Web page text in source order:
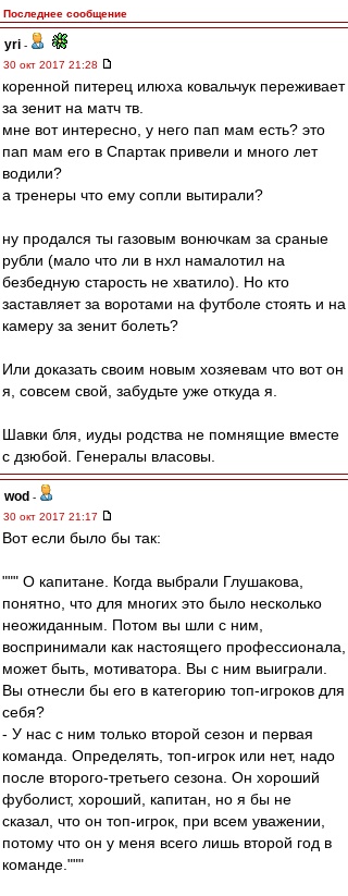
Последнее сообщение
yri -
30 окт 2017 21:28
коренной питерец илюха ковальчук переживает
за зенит на матч тв.
мне вот интересно, у него пап мам есть? это
пап мам его в Спартак привели и много лет
водили?
а тренеры что ему сопли вытирали?
ну продался ты газовым вонючкам за сраные
рубли (мало что ли в нхл намалотил на
безбедную старость не хватило). Но кто
заставляет за воротами на футболе стоять и на
камеру за зенит болеть?
Или доказать своим новым хозяевам что вот он
я, совсем свой, забудьте уже откуда я.
Шавки бля, иуды родства не помнящие вместе
с дзюбой. Генералы власовы.
wod -
30 окт 2017 21:17
Вот если было бы так:
""" О капитане. Когда выбрали Глушакова,
понятно, что для многих это было несколько
неожиданным. Потом вы шли с ним,
воспринимали как настоящего профессионала,
может быть, мотиватора. Вы с ним выиграли.
Вы отнесли бы его в категорию топ-игроков для
себя?
- У нас с ним только второй сезон и первая
команда. Определять, топ-игрок или нет, надо
после второго-третьего сезона. Он хороший
фуболист, хороший, капитан, но я бы не
сказал, что он топ-игрок, при всем уважении,
потому что он у меня всего лишь второй год в
команде."""